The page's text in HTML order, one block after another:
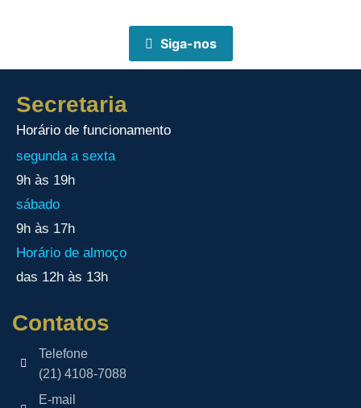
Siga-nos
Secretaria
Horário de funcionamento
segunda a sexta
9h às 19h
sábado
9h às 17h
Horário de almoço
das 12h às 13h
Contatos
Telefone
(21) 4108-7088
E-mail